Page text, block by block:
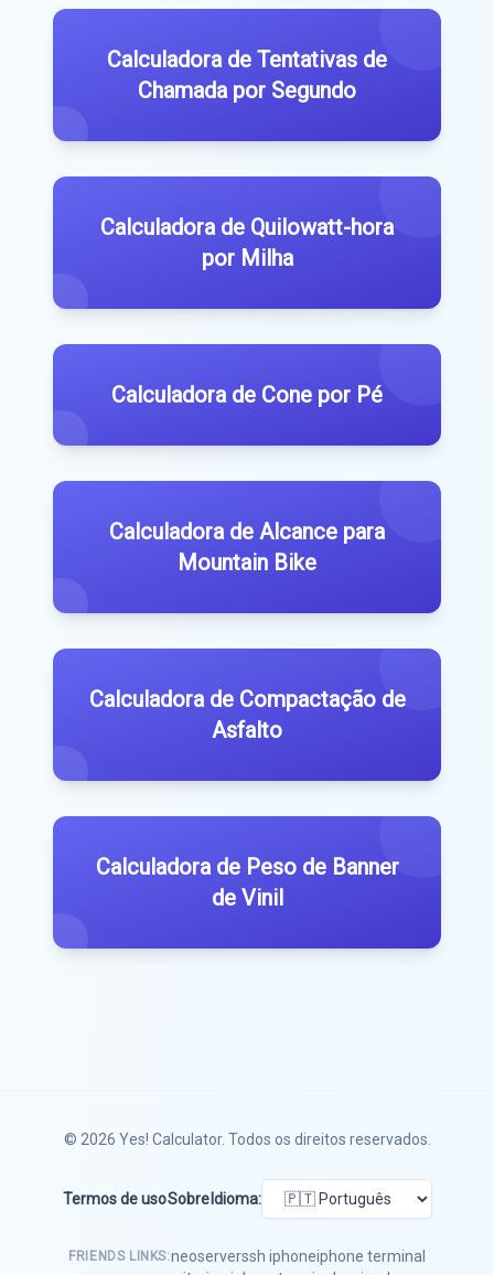
Calculadora de Tentativas de
Chamada por Segundo
Calculadora de Quilowatt-hora
por Milha
Calculadora de Cone por Pé
Calculadora de Alcance para
Mountain Bike
Calculadora de Compactação de
Asfalto
Calculadora de Peso de Banner
de Vinil
© 2026 Yes! Calculator. Todos os direitos reservados.
Termos de usoSobre Idioma:
FRIENDS LINKS:neoserverssh iphoneiphone terminal